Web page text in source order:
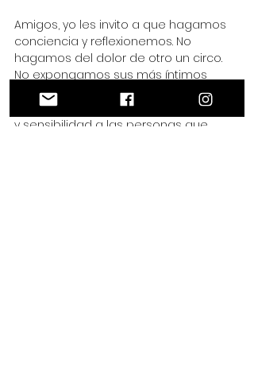
Amigos, yo les invito a que hagamos
conciencia y reflexionemos. No
hagamos del dolor de otro un circo.
No expongamos sus más íntimos
dolores al mundo. Enfoquémonos en
poder ayudar, en mostrar compasión
y sensibilidad a las personas que